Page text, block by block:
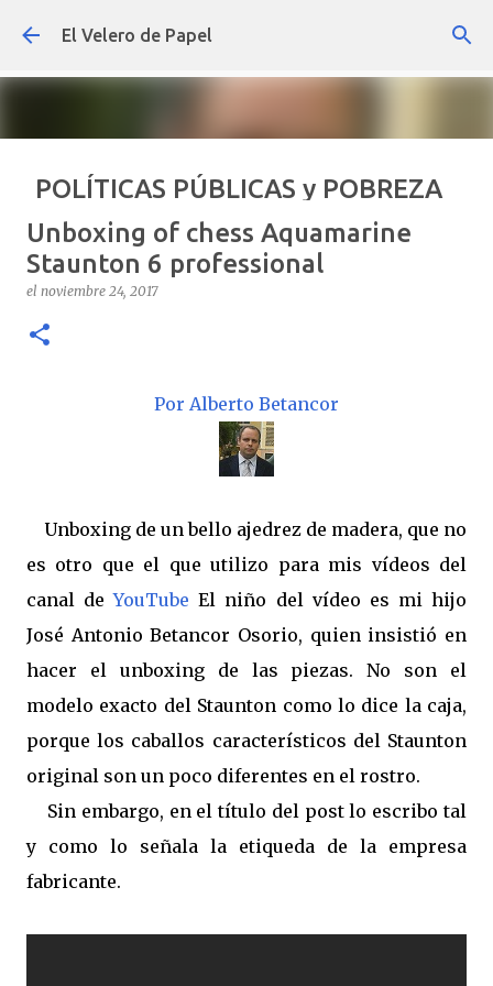
Ir al contenido principal
El Velero de Papel
POLÍTICAS PÚBLICAS y POBREZA
POR ARTURO MOLINA
el septiembre 22, 2024 ARTÍCULOS ARTURO-MOLINA
OPINIÓN POLÍTICAS PÚBLICAS Y POBREZA
Unboxing of chess Aquamarine
Staunton 6 professional
el noviembre 24, 2017
Por Alberto Betancor
Unboxing de un bello ajedrez de madera, que no
es otro que el que utilizo para mis vídeos del
canal deYouTube El niño del vídeo es mi hijo
José Antonio Betancor Osorio, quien insistió en
hacer el unboxing de las piezas. No son el
modelo exacto del Staunton como lo dice la caja,
porque los caballos característicos del Staunton
original son un poco diferentes en el rostro.
Sin embargo, en el título del post lo escribo tal
y como lo señala la etiqueda de la empresa
fabricante.